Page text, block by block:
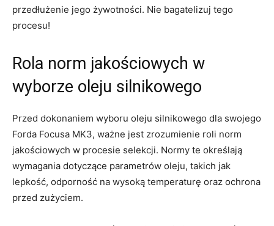
przedłużenie⁣ jego żywotności. Nie bagatelizuj tego
procesu!
Rola norm jakościowych w
wyborze oleju silnikowego
Przed dokonaniem wyboru oleju‍ silnikowego dla swojego
Forda Focusa MK3, ważne jest zrozumienie roli norm⁢
jakościowych w procesie ⁤selekcji. Normy te określają
wymagania dotyczące parametrów oleju, takich jak
lepkość, odporność na wysoką temperaturę oraz ochrona
przed ‍zużyciem.